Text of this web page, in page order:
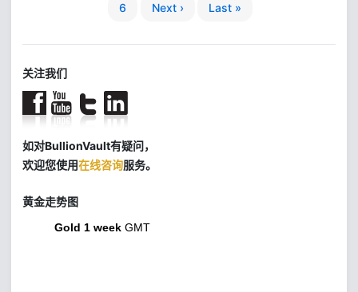
6 Next › Last »
关注我们
如对BullionVault有疑问，
欢迎您使用在线咨询服务。
黄金走势图
Gold 1 week GMT